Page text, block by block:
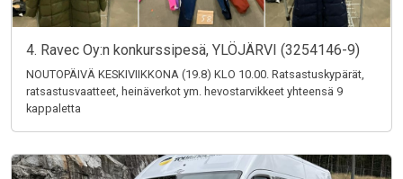
4. Ravec Oy:n konkurssipesä, YLÖJÄRVI (3254146-9)
NOUTOPÄIVÄ KESKIVIIKKONA (19.8) KLO 10.00. Ratsastuskypärät,
ratsastusvaatteet, heinäverkot ym. hevostarvikkeet yhteensä 9
kappaletta